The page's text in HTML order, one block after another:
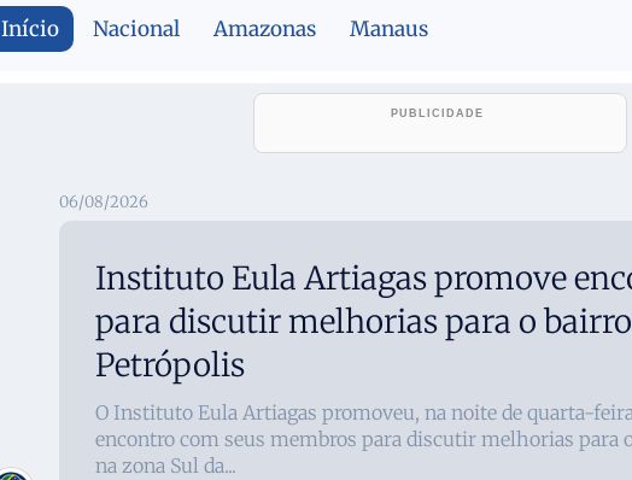
Início Nacional Amazonas Manaus
06/08/2026
Instituto Eula Artiagas promove
para discutir melhorias para o bairro
Petrópolis
O Instituto Eula Artiagas promoveu, na noite de quarta-
encontro com seus membros para discutir melhorias para
na zona Sul da...